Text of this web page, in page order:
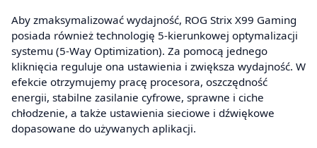
Aby zmaksymalizować wydajność, ROG Strix X99 Gaming
posiada również technologię 5-kierunkowej optymalizacji
systemu (5-Way Optimization). Za pomocą jednego
kliknięcia reguluje ona ustawienia i zwiększa wydajność. W
efekcie otrzymujemy pracę procesora, oszczędność
energii, stabilne zasilanie cyfrowe, sprawne i ciche
chłodzenie, a także ustawienia sieciowe i dźwiękowe
dopasowane do używanych aplikacji.